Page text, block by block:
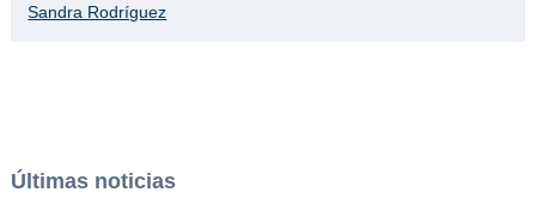
Sandra Rodríguez
Últimas noticias